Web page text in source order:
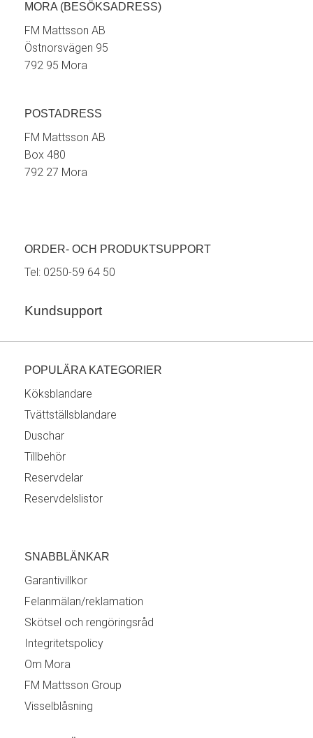
MORA (BESÖKSADRESS)
FM Mattsson AB
Östnorsvägen 95
792 95 Mora
POSTADRESS
FM Mattsson AB
Box 480
792 27 Mora
ORDER- OCH PRODUKTSUPPORT
Tel: 0250-59 64 50
Kundsupport
POPULÄRA KATEGORIER
Köksblandare
Tvättställsblandare
Duschar
Tillbehör
Reservdelar
Reservdelslistor
SNABBLÄNKAR
Garantivillkor
Felanmälan/reklamation
Skötsel och rengöringsråd
Integritetspolicy
Om Mora
FM Mattsson Group
Visselblåsning